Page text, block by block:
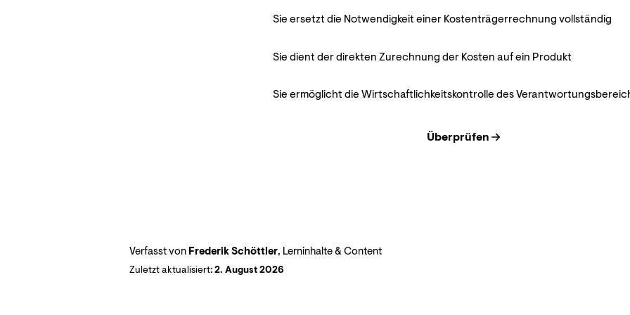
Sie ersetzt die Notwendigkeit einer Kostenträgerrechnung vollständig
Sie dient der direkten Zurechnung der Kosten auf ein Produkt
Sie ermöglicht die Wirtschaftlichkeitskontrolle des
Überprüfen
Verfasst von Frederik Schöttler, Lerninhalte & Content
Zuletzt aktualisiert:2. August 2026